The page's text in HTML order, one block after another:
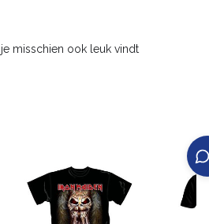
misschien ook leuk vindt